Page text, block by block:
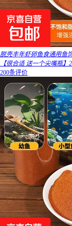
脱壳丰年虾卵鱼食通用鱼
【很合适 送一个尖嘴瓶】
200条评价